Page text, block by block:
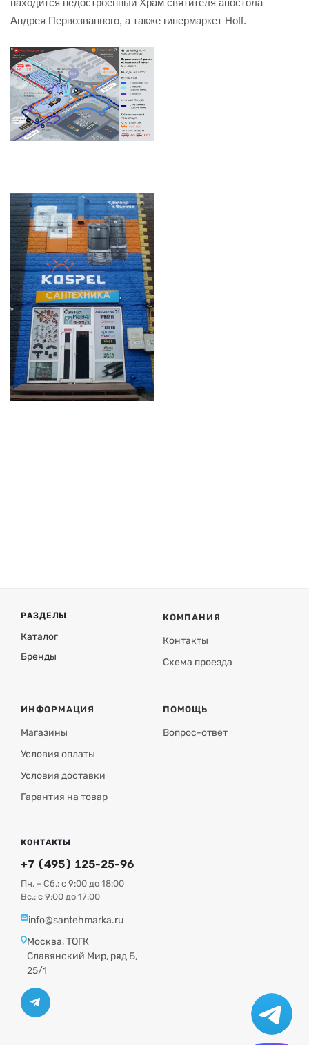
находится недостроенный Храм святителя апостола
Андрея Первозванного, а также гипермаркет Hoff.
РАЗДЕЛЫ
Каталог
Бренды
КОМПАНИЯ
Контакты
Схема проезда
ИНФОРМАЦИЯ
Магазины
Условия оплаты
Условия доставки
Гарантия на товар
ПОМОЩЬ
Вопрос-ответ
КОНТАКТЫ
+7 (495) 125-25-96
Пн. – Сб.: с 9:00 до 18:00
Вс.: с 9:00 до 17:00
info@santehmarka.ru
Москва, ТОГК
Славянский Мир, ряд Б,
25/1